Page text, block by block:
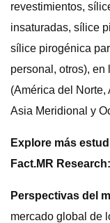
revestimientos,
insaturadas, sílice
sílice pirogénica
personal, otros),
(América del Norte,
Asia Meridional y
Explore más
Fact.MR Research:
Perspectivas del
mercado global de